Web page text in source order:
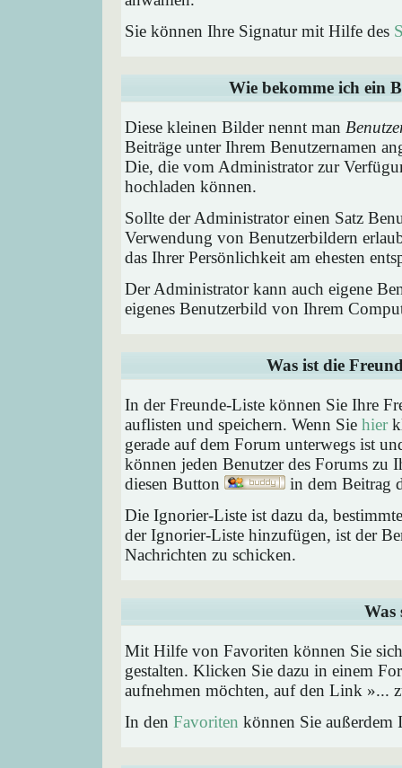
Sie können Ihre Signatur mit Hilfe des
Wie bekomme ich ein
Diese kleinen Bilder nennt man
Beiträge unter Ihrem Benutzernamen
Die, die vom Administrator zur
hochladen können.
Sollte der Administrator einen Satz
Verwendung von Benutzerbildern
das Ihrer Persönlichkeit am ehesten
Der Administrator kann auch eigene
eigenes Benutzerbild von Ihrem
Was ist die
In der Freunde-Liste können Sie Ihre
auflisten und speichern. Wenn Sie hier
gerade auf dem Forum unterwegs ist
können jeden Benutzer des Forums zu
diesen Button
in dem Beitrag
Die Ignorier-Liste ist dazu da,
der Ignorier-Liste hinzufügen, ist der
Nachrichten zu schicken.
Was
Mit Hilfe von Favoriten können Sie
gestalten. Klicken Sie dazu in einem
aufnehmen möchten, auf den Link »...
In den Favoriten können Sie